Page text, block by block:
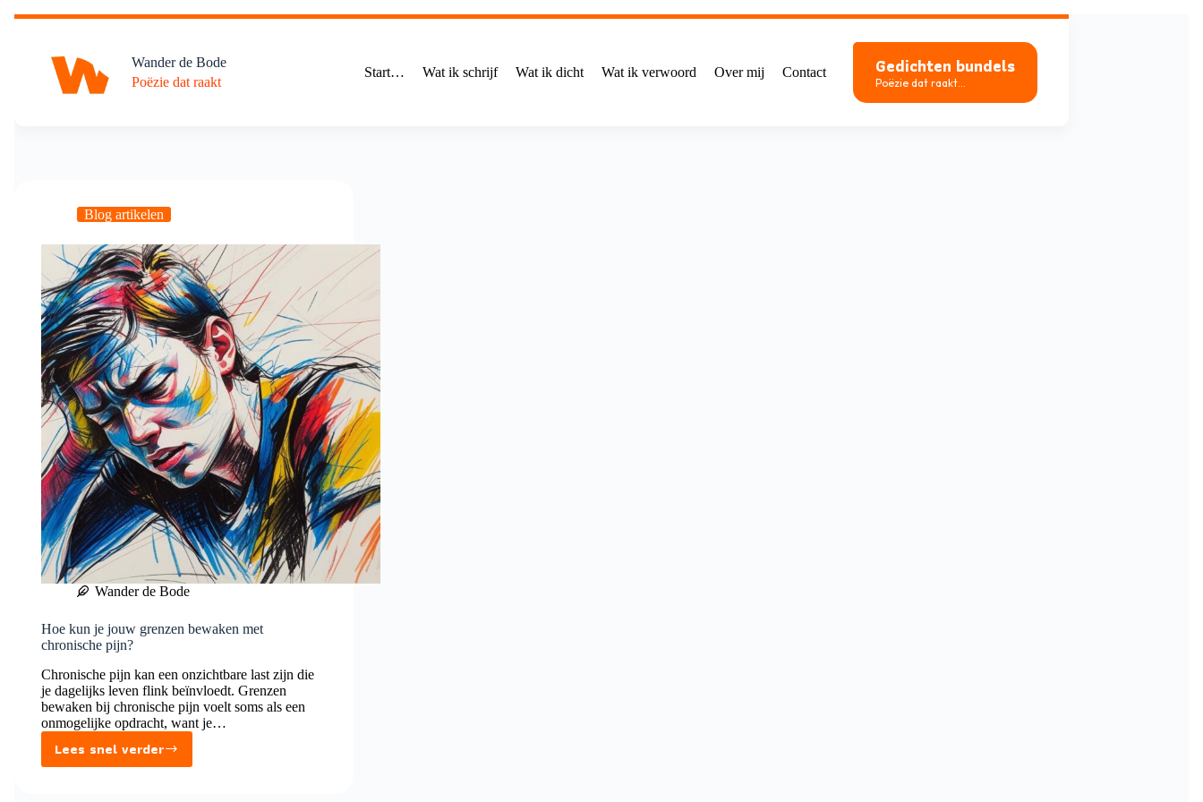
Ga
Wander de Bode
Poëzie dat raakt
Start… Wat ik schrijf Wat ik dicht Wat ik verwoord Over mij Contact Gedichten bundels
Poëzie dat raakt...
Blog artikelen
Wander de Bode
Hoe kun je jouw grenzen bewaken met
chronische pijn?
Chronische pijn kan een onzichtbare last zijn die
je dagelijks leven flink beïnvloedt. Grenzen
bewaken bij chronische pijn voelt soms als een
onmogelijke opdracht, want je…
Lees snel verder
Hoe